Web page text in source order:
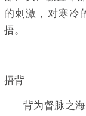
的刺激，对寒冷
捂。
捂背
背为督脉之海